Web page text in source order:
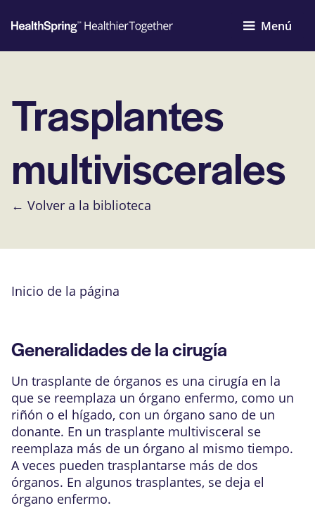
Menú
Trasplantes
multiviscerales
← Volver a la biblioteca
Inicio de la página
Generalidades de la cirugía
Un trasplante de órganos es una cirugía en la
que se reemplaza un órgano enfermo, como un
riñón o el hígado, con un órgano sano de un
donante. En un trasplante multivisceral se
reemplaza más de un órgano al mismo tiempo.
A veces pueden trasplantarse más de dos
órganos. En algunos trasplantes, se deja el
órgano enfermo.